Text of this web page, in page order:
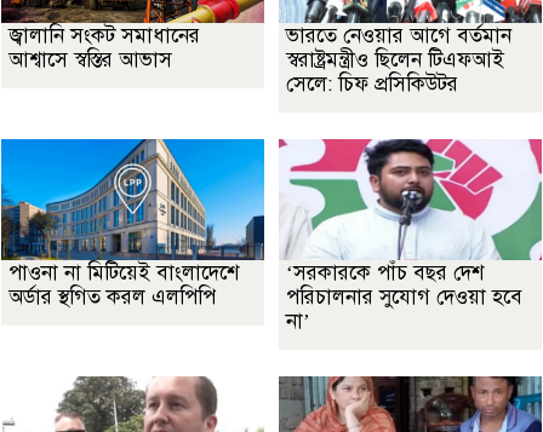
জ্বালানি সংকট সমাধানের
আশ্বাসে স্বস্তির আভাস
ভারতে নেওয়ার আগে বর্তমান
স্বরাষ্ট্রমন্ত্রীও ছিলেন টিএফআই
সেলে: চিফ প্রসিকিউটর
পাওনা না মিটিয়েই বাংলাদেশে
অর্ডার স্থগিত করল এলপিপি
‘সরকারকে পাঁচ বছর দেশ
পরিচালনার সুযোগ দেওয়া হবে
না’